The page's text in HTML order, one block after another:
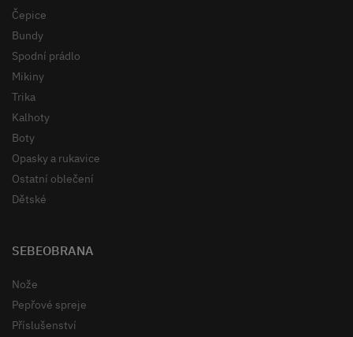
Čepice
Bundy
Spodní prádlo
Mikiny
Trika
Kalhoty
Boty
Opasky a rukavice
Ostatní oblečení
Dětské
SEBEOBRANA
Nože
Pepřové spreje
Příslušenství